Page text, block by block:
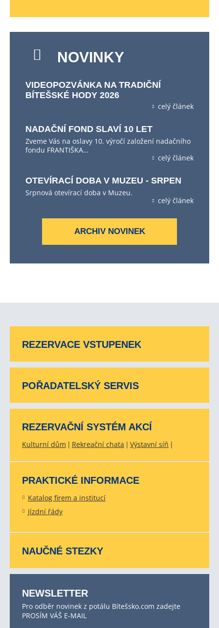
NOVINKY
VIDEOPOZVÁNKA NA TRADIČNÍ
BÍTEŠSKÉ HODY 2026
celý článek
NADAČNÍ FOND SLAVÍ 10 LET
Zveme Vás na oslavy 10. výročí založení nadačního
fondu FRANTIŠKA…
celý článek
OTEVÍRACÍ DOBA V MUZEU - SRPEN
Srpnová otevírací doba v Muzeu.
celý článek
ARCHIV NOVINEK
REZERVACE VSTUPENEK
POŘADATELSKÝ SERVIS
REZERVAČNÍ SYSTÉM AKCÍ
Kulturní dům Rekreační chata Výstavní síň
PRAKTICKÉ INFORMACE
Katalog firem a institucí
Jízdní řády
NAUČNÉ STEZKY
NEWSLETTER
Pro odběr novinek z potálu Bítešsko.com zadejte
PROSÍM VÁŠ E-MAIL